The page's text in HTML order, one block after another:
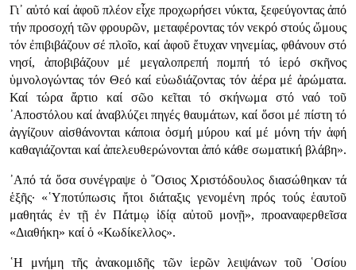
Γι᾿ αὐτό καί ἀφοῦ πλέον εἶχε προχωρήσει νύκτα, ξεφεύγοντας ἀπό
τήν προσοχή τῶν φρουρῶν, μεταφέροντας τόν νεκρό στούς ὤμους
τόν ἐπιβιβάζουν σέ πλοῖο, καί ἀφοῦ ἔτυχαν νηνεμίας, φθάνουν στό
νησί, ἀποβιβάζουν μέ μεγαλοπρεπή πομπή τό ἱερό σκῆνος
ὑμνολογώντας τόν Θεό καί εὐωδιάζοντας τόν ἀέρα μέ ἀρώματα.
Καί τώρα ἄρτιο καί σῶο κεῖται τό σκήνωμα στό ναό τοῦ
᾿Αποστόλου καί ἀναβλύζει πηγές θαυμάτων, καί ὅσοι μέ πίστη τό
ἀγγίζουν αἰσθάνονται κάποια ὀσμή μύρου καί μέ μόνη τήν ἁφή
καθαγιάζονται καί ἀπελευθερώνονται ἀπό κάθε σωματική βλάβη».
᾿Από τά ὅσα συνέγραψε ὁ ῞Οσιος Χριστόδουλος διασώθηκαν τά
ἑξῆς· «῾Υποτύπωσις ἤτοι διάταξις γενομένη πρός τούς ἑαυτοῦ
μαθητάς ἐν τῇ ἐν Πάτμῳ ἰδίᾳ αὐτοῦ μονῇ», προαναφερθεῖσα
«Διαθήκη» καί ὁ «Κωδίκελλος».
῾Η μνήμη τῆς ἀνακομιδῆς τῶν ἱερῶν λειψάνων τοῦ ῾Οσίου